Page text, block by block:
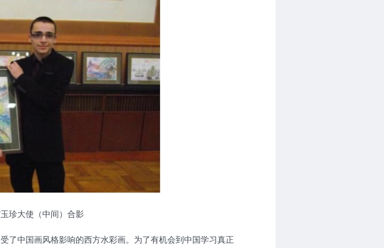
珍大使（中间）合影
了中国画风格影响的西方水彩画。为了有机会到中国学习真正